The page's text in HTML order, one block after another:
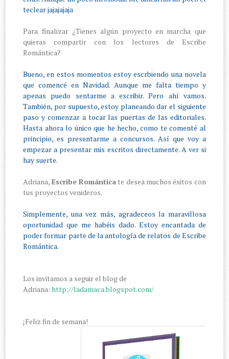
teclear jajajajaja
Para finalizar ¿Tienes algún proyecto en marcha que
quieras compartir con los lectores de Escribe
Romántica?
Bueno, en estos momentos estoy escrbiendo una novela
que comencé en Navidad. Aunque me falta tiempo y
apenas puedo sentarme a escribir. Pero ahí vamos.
También, por supuesto, estoy planeando dar el siguiente
paso y comenzar a tocar las puertas de las editoriales.
Hasta ahora lo único que he hecho, como te comenté al
principio, es presentarme a concursos. Así que voy a
empezar a presentar mis escritos directamente. A ver si
hay suerte.
Adriana, Escribe Románticate desea muchos éxitos con
tus proyectos venideros.
Simplemente, una vez más, agradeceos la maravillosa
oportunidad que me habéis dado. Estoy encantada de
poder formar parte de la antología de relatos de Escribe
Romántica.
Los invitamos a seguir el blog de
Adriana:http://ladamaca.blogspot.com/
¡Feliz fin de semana!